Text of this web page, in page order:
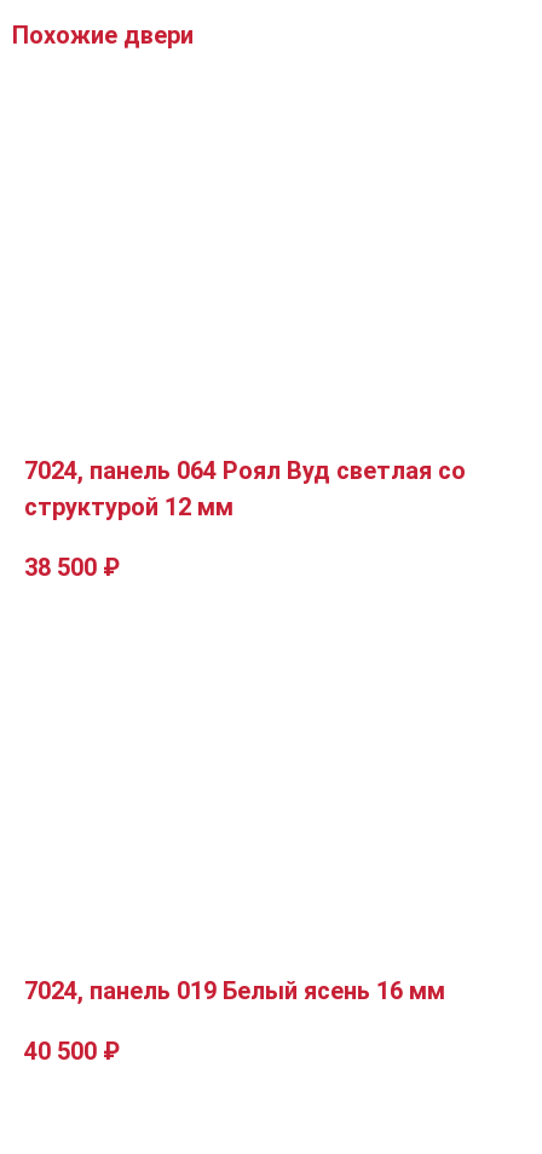
Похожие двери
7024, панель 064 Роял Вуд светлая со
структурой 12 мм
38 500 ₽
7024, панель 019 Белый ясень 16 мм
40 500 ₽